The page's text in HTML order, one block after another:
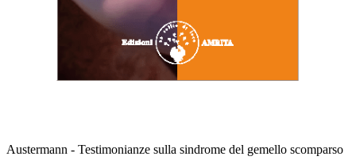
Austermann - Testimonianze sulla sindrome del gemello scomparso